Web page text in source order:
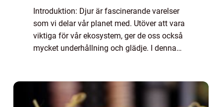
Introduktion: Djur är fascinerande varelser
som vi delar vår planet med. Utöver att vara
viktiga för vår ekosystem, ger de oss också
mycket underhållning och glädje. I denna